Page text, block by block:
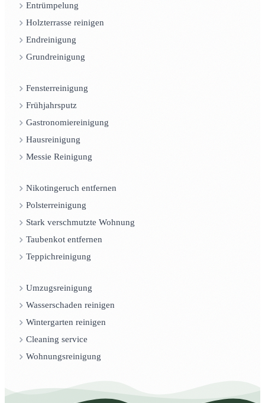
Entrümpelung
Holzterrasse reinigen
Endreinigung
Grundreinigung
Fensterreinigung
Frühjahrsputz
Gastronomiereinigung
Hausreinigung
Messie Reinigung
Nikotingeruch entfernen
Polsterreinigung
Stark verschmutzte Wohnung
Taubenkot entfernen
Teppichreinigung
Umzugsreinigung
Wasserschaden reinigen
Wintergarten reinigen
Cleaning service
Wohnungsreinigung